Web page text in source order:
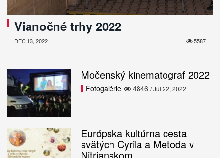
Vianočné trhy 2022
5587
DEC 13, 2022
Močenský kinematograf 2022
4846
Fotogalérie / Júl 22, 2022
Európska kultúrna cesta
svätých Cyrila a Metoda v
Nitrianskom…